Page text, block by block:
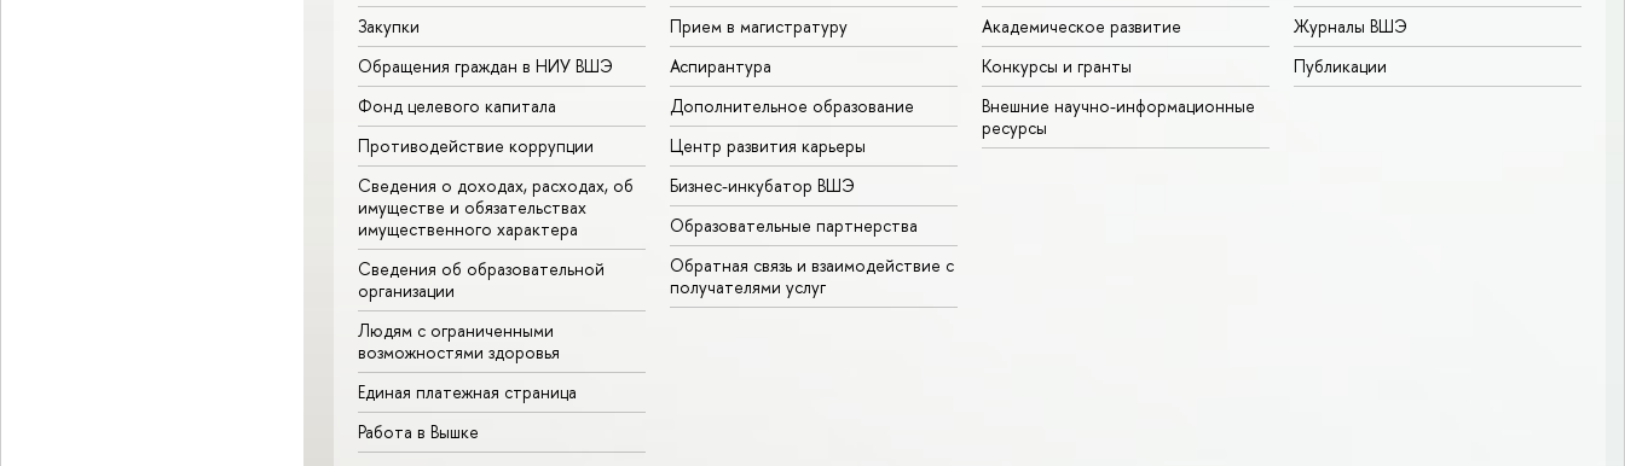
Закупки
Обращения граждан в НИУ ВШЭ
Фонд целевого капитала
Противодействие коррупции
Сведения о доходах, расходах, об
имуществе и обязательствах
имущественного характера
Сведения об образовательной
организации
Людям с ограниченными
возможностями здоровья
Единая платежная страница
Работа в Вышке
Прием в магистратуру
Аспирантура
Дополнительное образование
Центр развития карьеры
Бизнес-инкубатор ВШЭ
Образовательные партнерства
Обратная связь и взаимодействие с
получателями услуг
Академическое развитие
Конкурсы и гранты
Внешние научно-информационные
ресурсы
Журналы ВШЭ
Публикации